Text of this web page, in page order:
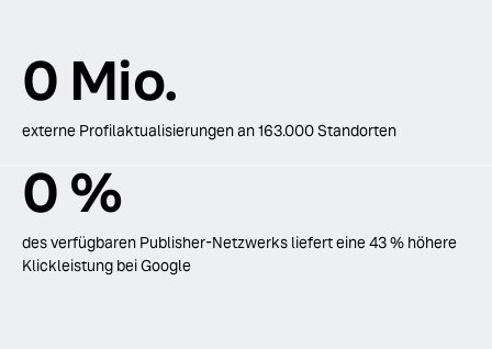
0 Mio.
externe Profilaktualisierungen an 163.000 Standorten
0 %
des verfügbaren Publisher-Netzwerks liefert eine 43 % höhere
Klickleistung bei Google